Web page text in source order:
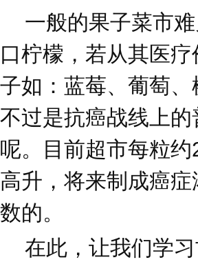
一般的果子菜市难
口柠檬，若从其医
子如：蓝莓、葡萄
不过是抗癌战线上
呢。目前超市每粒
高升，将来制成癌
数的。
在此，让我们学习